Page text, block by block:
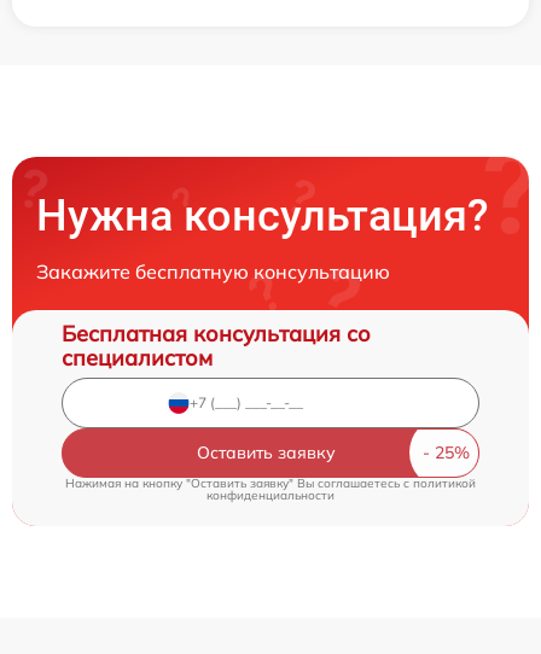
Нужна консультация?
Закажите бесплатную консультацию
Бесплатная консультация со
специалистом
Оставить заявку
Нажимая на кнопку "Оставить заявку" Вы соглашаетесь cполитикой
конфиденциальности